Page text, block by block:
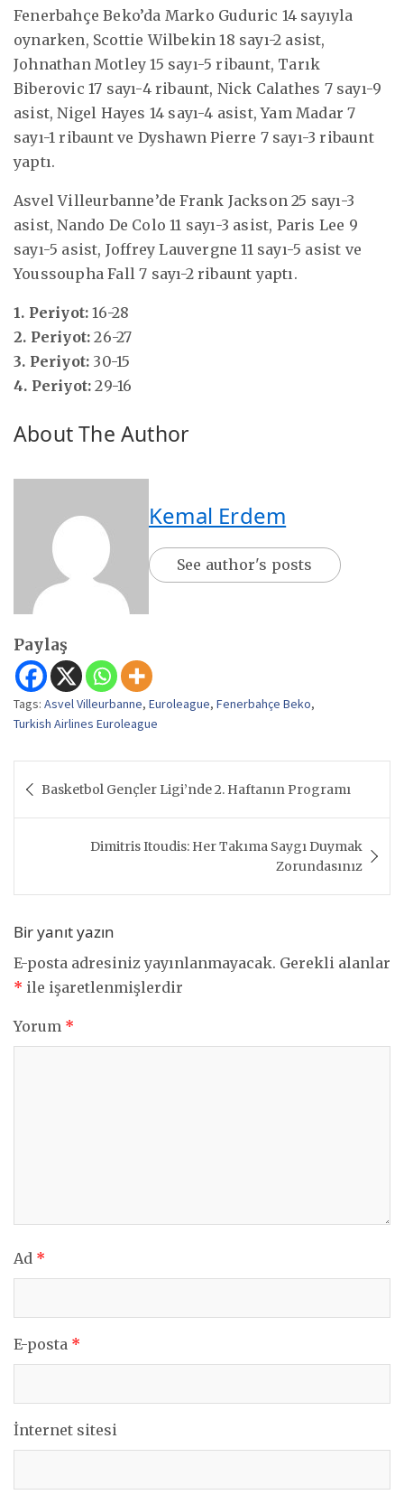
Fenerbahçe Beko’da Marko Guduric 14 sayıyla
oynarken, Scottie Wilbekin 18 sayı-2 asist,
Johnathan Motley 15 sayı-5 ribaunt, Tarık
Biberovic 17 sayı-4 ribaunt, Nick Calathes 7 sayı-9
asist, Nigel Hayes 14 sayı-4 asist, Yam Madar 7
sayı-1 ribaunt ve Dyshawn Pierre 7 sayı-3 ribaunt
yaptı.
Asvel Villeurbanne’de Frank Jackson 25 sayı-3
asist, Nando De Colo 11 sayı-3 asist, Paris Lee 9
sayı-5 asist, Joffrey Lauvergne 11 sayı-5 asist ve
Youssoupha Fall 7 sayı-2 ribaunt yaptı.
1. Periyot: 16-28
2. Periyot: 26-27
3. Periyot: 30-15
4. Periyot: 29-16
About The Author
Kemal Erdem
See author's posts
Paylaş
Tags: Asvel Villeurbanne, Euroleague, Fenerbahçe Beko,
Turkish Airlines Euroleague
gezinmesi
Basketbol Gençler Ligi’nde 2. Haftanın Programı
Dimitris Itoudis: Her Takıma Saygı Duymak
Zorundasınız
Bir yanıt yazın
E-posta adresiniz yayınlanmayacak. Gerekli alanlar
* ile işaretlenmişlerdir
Yorum *
Ad *
E-posta *
İnternet sitesi